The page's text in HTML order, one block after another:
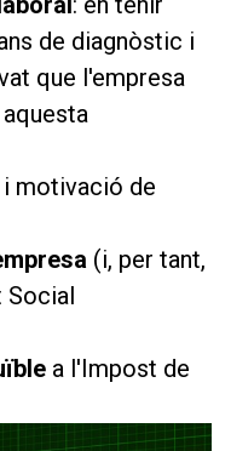
de diagnòstic i
que l'empresa
i motivació de
(i, per tant,
Social
a l'Impost de